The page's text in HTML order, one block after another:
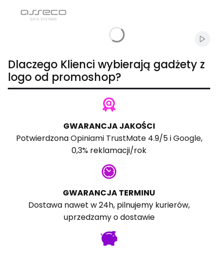
Dlaczego Klienci wybierają gadżety z
logo od promoshop?
GWARANCJA JAKOŚCI
PotwierdzonaOpiniami TrustMate4.9/5 iGoogle,
0,3% reklamacji/rok
GWARANCJA TERMINU
Dostawa nawet w 24h, pilnujemy kurierów,
uprzedzamy o dostawie